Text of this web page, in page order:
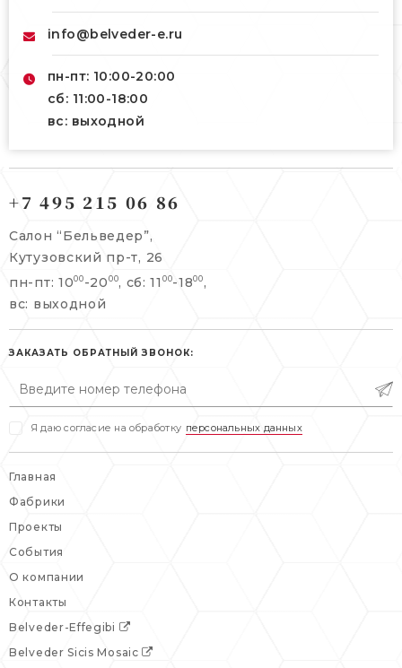
info@belveder-e.ru
пн-пт: 10:00-20:00
сб: 11:00-18:00
вс: выходной
info@belveder-e.ru
пн-пт: 10:00-20:00
сб, вс: выходной
Берсеневский переулок, 3/10с7
+7 495 477 45 43
info@belveder-e.ru
пн-пт: 10:00-19:00
сб: выходной
+7 495 215 06 86
Салон “Бельведер”,
Кутузовский пр-т, 26
пн-пт: 1000 -20 00, сб: 11 00-1800 ,
вс: выходной
ЗАКАЗАТЬ ОБРАТНЫЙ ЗВОНОК:
Я даю согласие на обработку персональных данных
Главная
Фабрики
Проекты
События
О компании
Контакты
Belveder-Effegibi
Belveder Sicis Mosaic